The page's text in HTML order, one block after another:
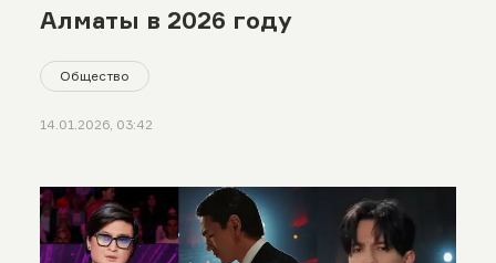
Алматы в 2026 году
Общество
14.01.2026, 03:42